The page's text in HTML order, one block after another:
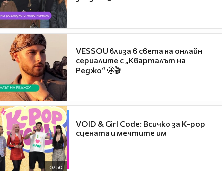
VESSOU влиза в света на онлайн
сериалите с „Кварталът на
Реджо“ 🤩🎬
07:50
VOID & Girl Code: Всичко за K-pop
сцената и мечтите им